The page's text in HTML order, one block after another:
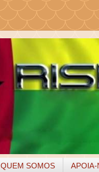
QUEM SOMOS APOIA-